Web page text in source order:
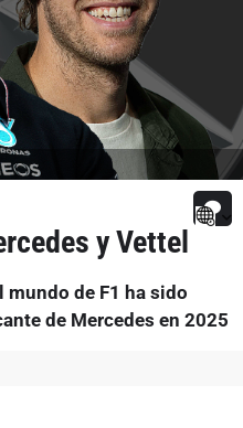
y Vettel
mundo de F1 ha sido
de Mercedes en 2025